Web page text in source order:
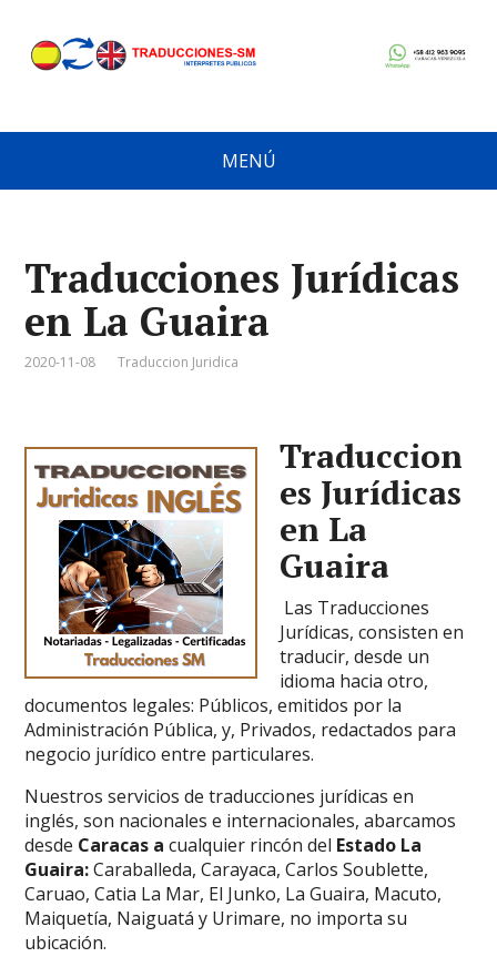
MENÚ
Traducciones Jurídicas
en La Guaira
2020-11-08 Traduccion Juridica
Traduccion
es Jurídicas
en La
Guaira
Las Traducciones
Jurídicas, consisten en
traducir, desde un
idioma hacia otro,
documentos legales: Públicos, emitidos por la
Administración Pública, y, Privados, redactados para
negocio jurídico entre particulares.
Nuestros servicios de traducciones jurídicas en
inglés, son nacionales e internacionales, abarcamos
desde Caracas acualquier rincón del Estado La
Guaira:Caraballeda, Carayaca, Carlos Soublette,
Caruao, Catia La Mar, El Junko, La Guaira, Macuto,
Maiquetía, Naiguatá y Urimare, no importa su
ubicación.